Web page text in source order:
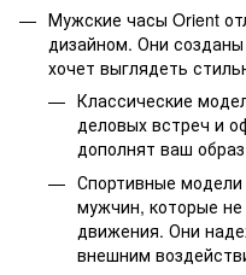
Мужские часы Orient
дизайном. Они
хочет выглядеть
Классические
деловых встреч и
дополнят ваш
Спортивные
мужчин, которые
движения. Они
внешним